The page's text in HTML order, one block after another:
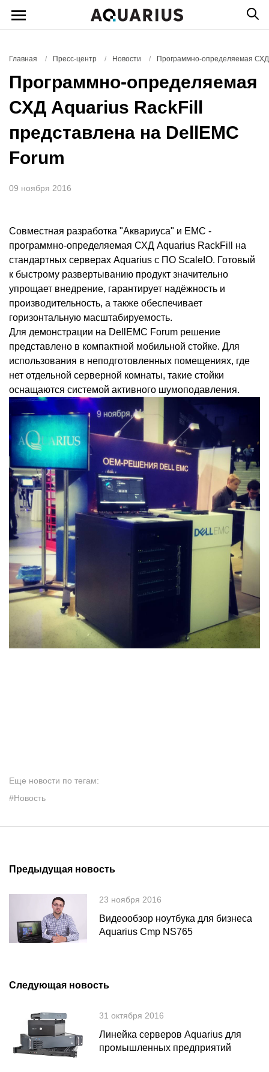
Главная / Пресс-центр / Новости / Программно-определяемая
Программно-определяемая
СХД Aquarius RackFill
представлена на DellEMC
Forum
09 ноября 2016
Совместная разработка "Аквариуса" и EMC -
программно-определяемая СХД Aquarius RackFill на
стандартных серверах Aquarius с ПО ScaleIO. Готовый
к быстрому развертыванию продукт значительно
упрощает внедрение, гарантирует надёжность и
производительность, а также обеспечивает
горизонтальную масштабируемость.
Для демонстрации на DellEMC Forum решение
представлено в компактной мобильной стойке. Для
использования в неподготовленных помещениях, где
нет отдельной серверной комнаты, такие стойки
оснащаются системой активного шумоподавления.
Еще новости по тегам:
#Новость
Предыдущая новость
23 ноября 2016
Видеообзор ноутбука для бизнеса
Aquarius Cmp NS765
Следующая новость
31 октября 2016
Линейка серверов Aquarius для
промышленных предприятий